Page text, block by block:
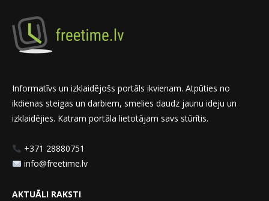
Informatīvs un izklaidējošs portāls ikvienam. Atpūties no
ikdienas steigas un darbiem, smelies daudz jaunu ideju un
izklaidējies. Katram portāla lietotājam savs stūrītis.
+371 28880751
info@freetime.lv
AKTUĀLI RAKSTI